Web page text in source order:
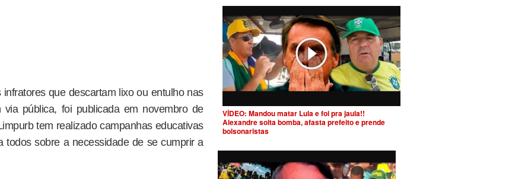
que descartam lixo ou entulho nas
pública, foi publicada em novembro de
tem realizado campanhas educativas
todos sobre a necessidade de se cumprir a
VÍDEO: Mandou matar Lula e foi pra jaula!!
Alexandre solta bomba, afasta prefeito e prende
bolsonaristas